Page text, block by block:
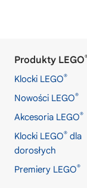
Produkty LEGO
Klocki LEGO®
Nowości LEGO®
Akcesoria LEGO®
Klocki LEGO® dla
dorosłych
Premiery LEGO®